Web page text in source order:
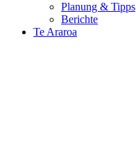
Planung & Tipps
Berichte
Te Araroa